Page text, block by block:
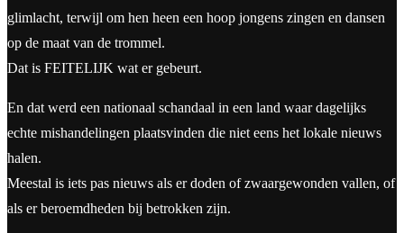
glimlacht, terwijl om hen heen een hoop jongens zingen en dansen
op de maat van de trommel.
Dat is FEITELIJK wat er gebeurt.
En dat werd een nationaal schandaal in een land waar dagelijks
echte mishandelingen plaatsvinden die niet eens het lokale nieuws
halen.
Meestal is iets pas nieuws als er doden of zwaargewonden vallen, of
als er beroemdheden bij betrokken zijn.